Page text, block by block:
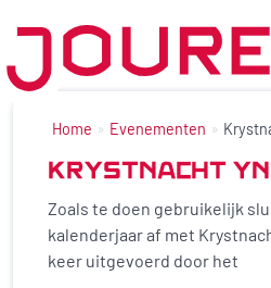
Ga
inhoud
Home Evenementen
KRYSTNACHT
Zoals te doen gebruikelijk
kalenderjaar af met
keer uitgevoerd door het